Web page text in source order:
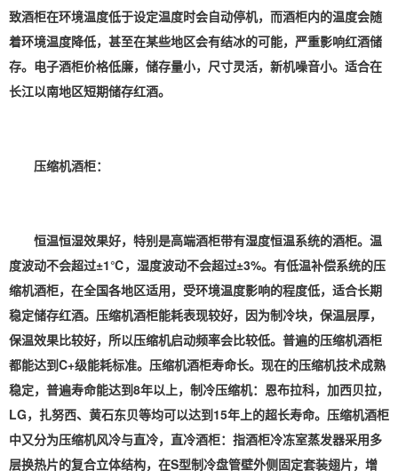
致酒柜在环境温度低于设定温度时会自动停机，而酒柜内的温度会随
着环境温度降低，甚至在某些地区会有结冰的可能，严重影响红酒储
存。 电子酒柜价格低廉，储存量小，尺寸灵活，新机噪音小。适合在
长江以南地区短期储存红酒。
压缩机酒柜：
恒温恒湿效果好，特别是高端酒柜带有湿度恒温系统的酒柜。温
度波动不会超过±1℃，湿度波动不会超过±3%。有低温补偿系统的压
缩机酒柜，在全国各地区适用，受环境温度影响的程度低，适合长期
稳定储存红酒。 压缩机酒柜能耗表现较好，因为制冷块，保温层厚，
保温效果比较好，所以压缩机启动频率会比较低。普遍的压缩机酒柜
都能达到C+级能耗标准。 压缩机酒柜寿命长。现在的压缩机技术成熟
稳定，普遍寿命能达到8年以上，制冷压缩机：恩布拉科，加西贝拉，
LG，扎努西、黄石东贝等均可以达到15年上的超长寿命。 压缩机酒柜
中又分为压缩机风冷与直冷，直冷酒柜：指酒柜冷冻室蒸发器采用多
层换热片的复合立体结构，在S型制冷盘管壁外侧固定套装翅片，增